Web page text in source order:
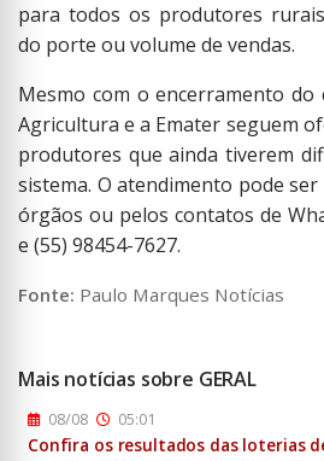
para todos os produtores
do porte ou volume de vendas.
Mesmo com o encerramento do
Agricultura e a Emater seguem
produtores que ainda tiverem
sistema. O atendimento pode
órgãos ou pelos contatos de
e (55) 98454-7627.
Fonte: Paulo Marques Notícias
Mais notícias sobre GERAL
08/08 05:01
Confira os resultados das loterias